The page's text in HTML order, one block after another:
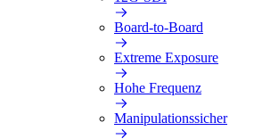
Board-to-Board
Extreme Exposure
Hohe Frequenz
Manipulationssicher